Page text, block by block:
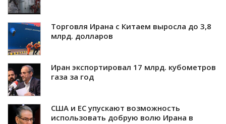
Торговля Ирана с Китаем выросла до 3,8
млрд. долларов
Иран экспортировал 17 млрд. кубометров
газа за год
США и ЕС упускают возможность
использовать добрую волю Ирана в